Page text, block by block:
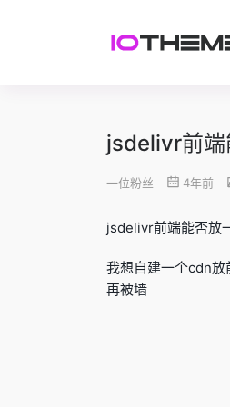
jsdelivr前端
一位粉丝 4年前
jsdelivr前端能否放
我想自建一个cdn放
再被墙